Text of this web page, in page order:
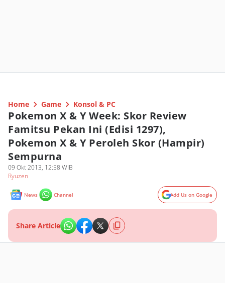
Home Game Konsol & PC
Pokemon X & Y Week: Skor Review
Famitsu Pekan Ini (Edisi 1297),
Pokemon X & Y Peroleh Skor (Hampir)
Sempurna
09 Okt 2013, 12:58 WIB
Ryuzen
News Channel Add Us on Google
Share Article